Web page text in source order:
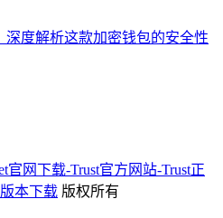
深度解析这款加密钱包的安全性
官网下载-Trust官方网站-Trust正
本下载 版权所有